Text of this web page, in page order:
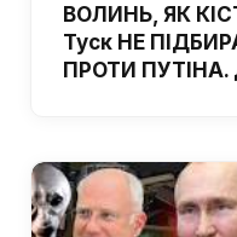
ВОЛИНЬ, ЯК
Туск НЕ
ПРОТИ ПУТІНА.